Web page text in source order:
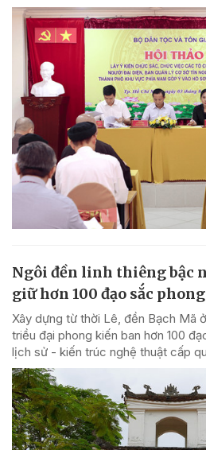
Ngôi đền linh thiêng bậc
giữ hơn 100 đạo sắc phong
Xây dựng từ thời Lê, đền Bạch Mã
triều đại phong kiến ban hơn 100
lịch sử - kiến trúc nghệ thuật cấp